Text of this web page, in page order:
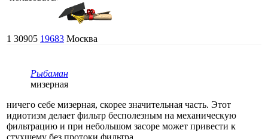
1 30905 19683 Москва
Рыбаман
мизерная
ничего себе мизерная, скорее значительная часть. Этот
идиотизм делает фильтр бесполезным на механическую
фильтрацию и при небольшом засоре может привести к
стухшему без протоки фильтра.